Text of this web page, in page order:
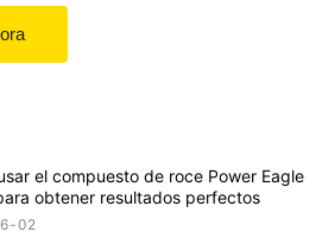
el compuesto de roce Power Eagle
obtener resultados perfectos
02